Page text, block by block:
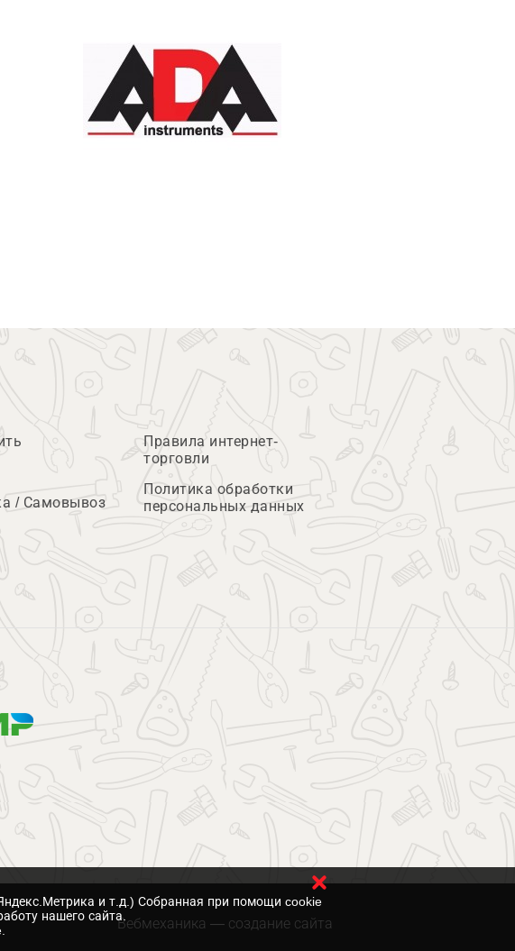
/ Самовывоз
Правила интернет-
торговли
Политика обработки
персональных данных
Вебмеханика — создание сайта
и т.д.) Собранная при помощи cookie
нашего сайта.